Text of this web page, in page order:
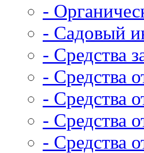
-
- Садовый
- Средства
- Средства
- Средства
- Средства
- Средства